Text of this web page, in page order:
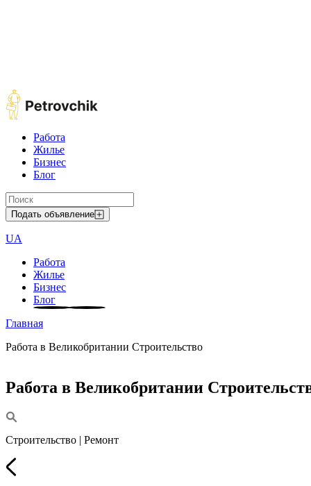
Работа
Жилье
Бизнес
Блог
Подать объявление
UA
Работа
Жилье
Бизнес
Блог
Главная
Работа в Великобритании Строительство
Работа в Великобритании
Строительство | Ремонт